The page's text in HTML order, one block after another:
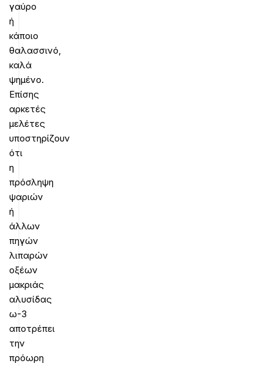
γαύρο
ή
κάποιο
θαλασσινό,
καλά
ψημένο.
Επίσης
αρκετές
μελέτες
υποστηρίζουν
ότι
η
πρόσληψη
ψαριών
ή
άλλων
πηγών
λιπαρών
οξέων
μακριάς
αλυσίδας
ω-3
αποτρέπει
την
πρόωρη